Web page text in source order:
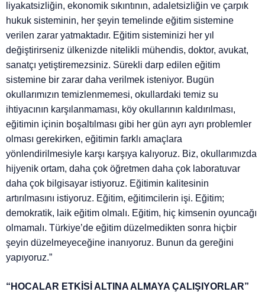
liyakatsizliğin, ekonomik sıkıntının, adaletsizliğin ve çarpık
hukuk sisteminin, her şeyin temelinde eğitim sistemine
verilen zarar yatmaktadır. Eğitim sisteminizi her yıl
değiştirirseniz ülkenizde nitelikli mühendis, doktor, avukat,
sanatçı yetiştiremezsiniz. Sürekli darp edilen eğitim
sistemine bir zarar daha verilmek isteniyor. Bugün
okullarımızın temizlenmemesi, okullardaki temiz su
ihtiyacının karşılanmaması, köy okullarının kaldırılması,
eğitimin içinin boşaltılması gibi her gün ayrı ayrı problemler
olması gerekirken, eğitimin farklı amaçlara
yönlendirilmesiyle karşı karşıya kalıyoruz. Biz, okullarımızda
hijyenik ortam, daha çok öğretmen daha çok laboratuvar
daha çok bilgisayar istiyoruz. Eğitimin kalitesinin
artırılmasını istiyoruz. Eğitim, eğitimcilerin işi. Eğitim;
demokratik, laik eğitim olmalı. Eğitim, hiç kimsenin oyuncağı
olmamalı. Türkiye’de eğitim düzelmedikten sonra hiçbir
şeyin düzelmeyeceğine inanıyoruz. Bunun da gereğini
yapıyoruz.”
“HOCALAR ETKİSİ ALTINA ALMAYA ÇALIŞIYORLAR”